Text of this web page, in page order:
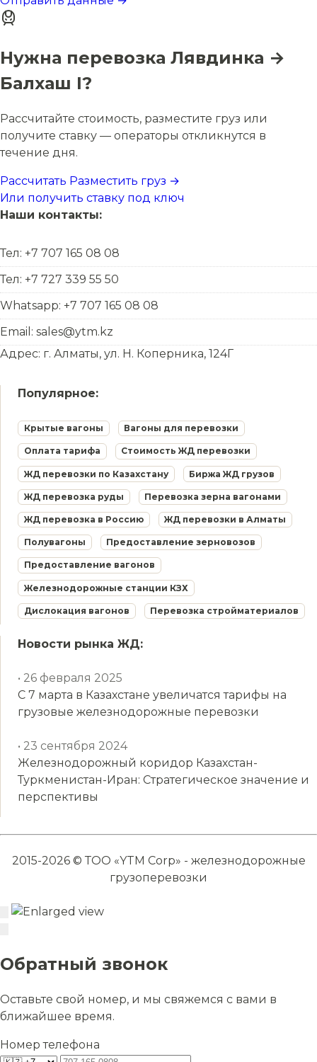
Нужна перевозка Лявдинка →
Балхаш I?
Рассчитайте стоимость, разместите груз или
получите ставку — операторы откликнутся в
течение дня.
Рассчитать Разместить груз →
Или получить ставку под ключ
Наши контакты:
Тел: +7 707 165 08 08
Тел: +7 727 339 55 50
Whatsapp: +7 707 165 08 08
Email: sales@ytm.kz
Адрес: г. Алматы, ул. Н. Коперника, 124Г
Популярное:
Крытые вагоны Вагоны для перевозки
Оплата тарифа Стоимость ЖД перевозки
ЖД перевозки по Казахстану Биржа ЖД грузов
ЖД перевозка руды Перевозка зерна вагонами
ЖД перевозка в Россию ЖД перевозки в Алматы
Полувагоны Предоставление зерновозов
Предоставление вагонов
Железнодорожные станции КЗХ
Дислокация вагонов Перевозка стройматериалов
Новости рынка ЖД:
• 26 февраля 2025
С 7 марта в Казахстане увеличатся тарифы на
грузовые железнодорожные перевозки
• 23 сентября 2024
Железнодорожный коридор Казахстан-
Туркменистан-Иран: Стратегическое значение и
перспективы
2015-2026 © ТОО «YTM Corp» - железнодорожные
грузоперевозки
Обратный звонок
Оставьте свой номер, и мы свяжемся с вами в
ближайшее время.
Номер телефона